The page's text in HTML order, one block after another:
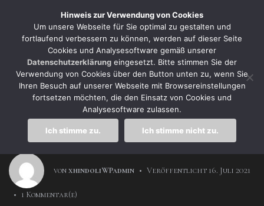
Hauptnavigation
Footer
Uncategorized
Hello world!
vonxhindoliWPadmin • Veröffentlicht 16. Juli 2021
• 1 Kommentar(e)
Hinweis zur Verwendung von Cookies
Um unsere Webseite für Sie optimal zu gestalten und
fortlaufend verbessern zu können, werden auf dieser Seite
Cookies und Analysesoftware gemäß unserer
Datenschutzerklärung eingesetzt. Bitte stimmen Sie der
Verwendung von Cookies über den Button unten zu, wenn Sie
Ihren Besuch auf unserer Webseite mit Browsereinstellungen
fortsetzen möchten, die den Einsatz von Cookies und
Analysesoftware zulassen.
Ich stimme zu. Ich stimme nicht zu.